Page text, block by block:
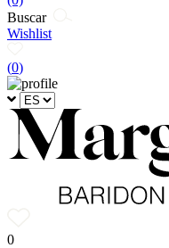
Buscar
Wishlist
(0)
0